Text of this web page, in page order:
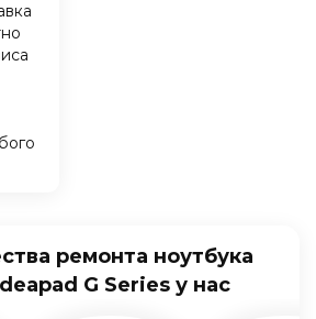
ремонта ноутбука
G Series у нас